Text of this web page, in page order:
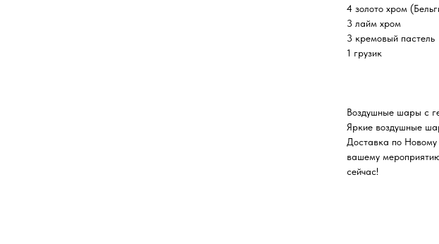
4 золото хром
3 лайм хром
3 кремовый пастель
1 грузик
Воздушные шары с
Яркие воздушные
Доставка по
вашему
сейчас!